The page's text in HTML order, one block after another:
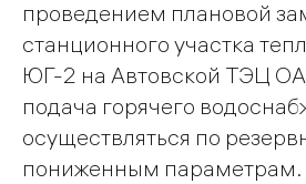
проведением плановой
станционного участка
ЮГ-2 на Автовской ТЭЦ
подача горячего
осуществляться по
пониженным параметрам.